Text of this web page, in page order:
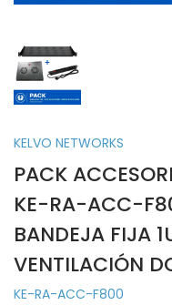
KELVO NETWORKS
PACK
KE-RA-ACC-
BANDEJA FIJA
VENTILACIÓN
KE-RA-ACC-F800